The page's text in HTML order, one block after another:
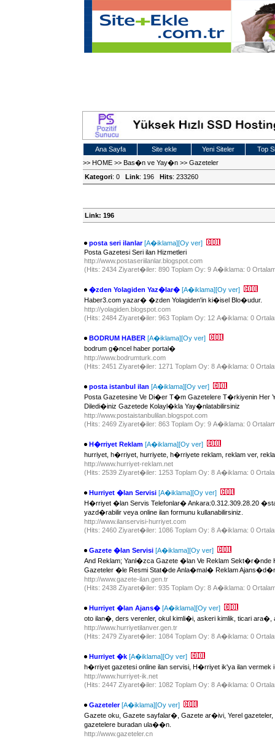
Ana Sayfa Site ekle Yeni Siteler
Top
>> HOME >> Bas�n ve Yay�n >> Gazeteler
Kategori: 0 Link: 196 Hits: 233260
Link: 196
posta seri ilanlar [A�iklama][Oy ver]
Posta Gazetesi Seri ilan Hizmetleri
http://www.postaseriilanlar.blogspot.com
(Hits: 2434 Ziyaret�iler: 890 Toplam Oy: 9 A�iklama: 0
�zden Yolagiden Yaz�lar� [A�iklama][Oy ver]
Haber3.com yazar� �zden Yolagiden'in ki�isel Blo�udur.
http://yolagiden.blogspot.com
(Hits: 2484 Ziyaret�iler: 963 Toplam Oy: 12 A�iklama: 0
BODRUM HABER [A�iklama][Oy ver]
bodrum g�ncel haber portal�
http://www.bodrumturk.com
(Hits: 2451 Ziyaret�iler: 1271 Toplam Oy: 8 A�iklama: 0
posta istanbul ilan [A�iklama][Oy ver]
Posta Gazetesine Ve Di�er T�m Gazetelere T�rkiyenin Her
Diledi�iniz Gazetede Kolayl�kla Yay�nlatabilirsiniz
http://www.postaistanbulilan.blogspot.com
(Hits: 2469 Ziyaret�iler: 863 Toplam Oy: 9 A�iklama: 0
H�rriyet Reklam [A�iklama][Oy ver]
hurriyet, h�rriyet, hurriyete, h�rriyete reklam, reklam ver,
http://www.hurriyet-reklam.net
(Hits: 2539 Ziyaret�iler: 1253 Toplam Oy: 8 A�iklama: 0
Hurriyet �lan Servisi [A�iklama][Oy ver]
H�rriyet �lan Servis Telefonlar� Ankara:0.312.309.28.20
yazd�rabilir veya online ilan formunu kullanabilirsiniz.
http://www.ilanservisi-hurriyet.com
(Hits: 2460 Ziyaret�iler: 1086 Toplam Oy: 8 A�iklama: 0
Gazete �lan Servisi [A�iklama][Oy ver]
And Reklam; Yanl�zca Gazete �lan Ve Reklam
Gazeteler �le Resmi Stat�de Anla�mal� Reklam
http://www.gazete-ilan.gen.tr
(Hits: 2438 Ziyaret�iler: 935 Toplam Oy: 8 A�iklama: 0
Hurriyet �lan Ajans� [A�iklama][Oy ver]
oto ilan�, ders verenler, okul kimli�i, askeri kimlik, ticari
http://www.hurriyetilanver.gen.tr
(Hits: 2479 Ziyaret�iler: 1084 Toplam Oy: 8 A�iklama: 0
Hurriyet �k [A�iklama][Oy ver]
h�rriyet gazetesi online ilan servisi, H�rriyet ik'ya ilan
http://www.hurriyet-ik.net
(Hits: 2447 Ziyaret�iler: 1082 Toplam Oy: 8 A�iklama: 0
Gazeteler [A�iklama][Oy ver]
Gazete oku, Gazete sayfalar�, Gazete ar�ivi, Yerel
gazetelere buradan ula��n.
http://www.gazeteler.cn